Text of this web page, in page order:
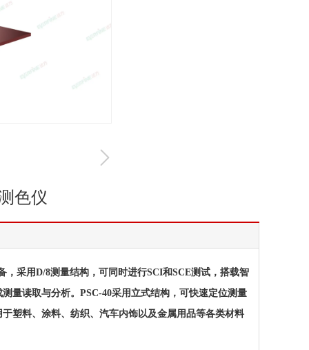
色仪
采用D/8测量结构，可同时进行SCI和SCE测试，搭载智
量读取与分析。PSC-40采用立式结构，可快速定位测量
塑料、涂料、纺织、汽车内饰以及金属用品等各类材料